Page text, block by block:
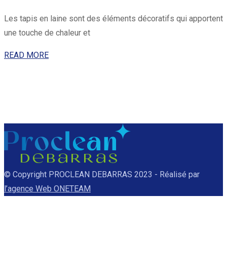
Les tapis en laine sont des éléments décoratifs qui apportent
une touche de chaleur et
READ MORE
© Copyright PROCLEAN DEBARRAS 2023 - Réalisé par
l’agence Web ONETEAM